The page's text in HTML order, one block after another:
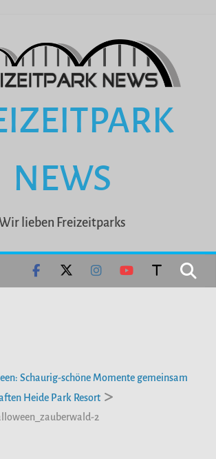
NEWS
lieben Freizeitparks
Schaurig-schöne Momente gemeinsam
Heide Park Resort
2